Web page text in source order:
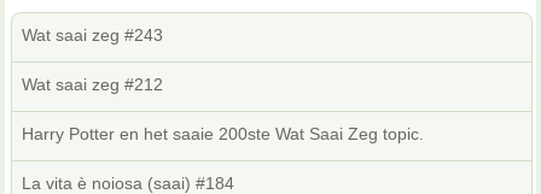
Wat saai zeg #243
Wat saai zeg #212
Harry Potter en het saaie 200ste Wat Saai Zeg topic.
La vita è noiosa (saai) #184